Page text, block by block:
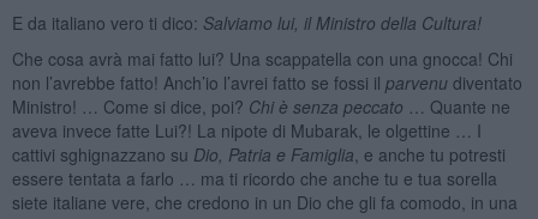
E da italiano vero ti dico: Salviamo lui, il Ministro della Cultura!
Che cosa avrà mai fatto lui? Una scappatella con una gnocca! Chi
non l’avrebbe fatto! Anch’io l’avrei fatto se fossi il parvenudiventato
Ministro! … Come si dice, poi? Chi è senza peccato … Quante ne
aveva invece fatte Lui?! La nipote di Mubarak, le olgettine … I
cattivi sghignazzano su Dio, Patria e Famiglia , e anche tu potresti
essere tentata a farlo … ma ti ricordo che anche tu e tua sorella
siete italiane vere, che credono in un Dio che gli fa comodo, in una